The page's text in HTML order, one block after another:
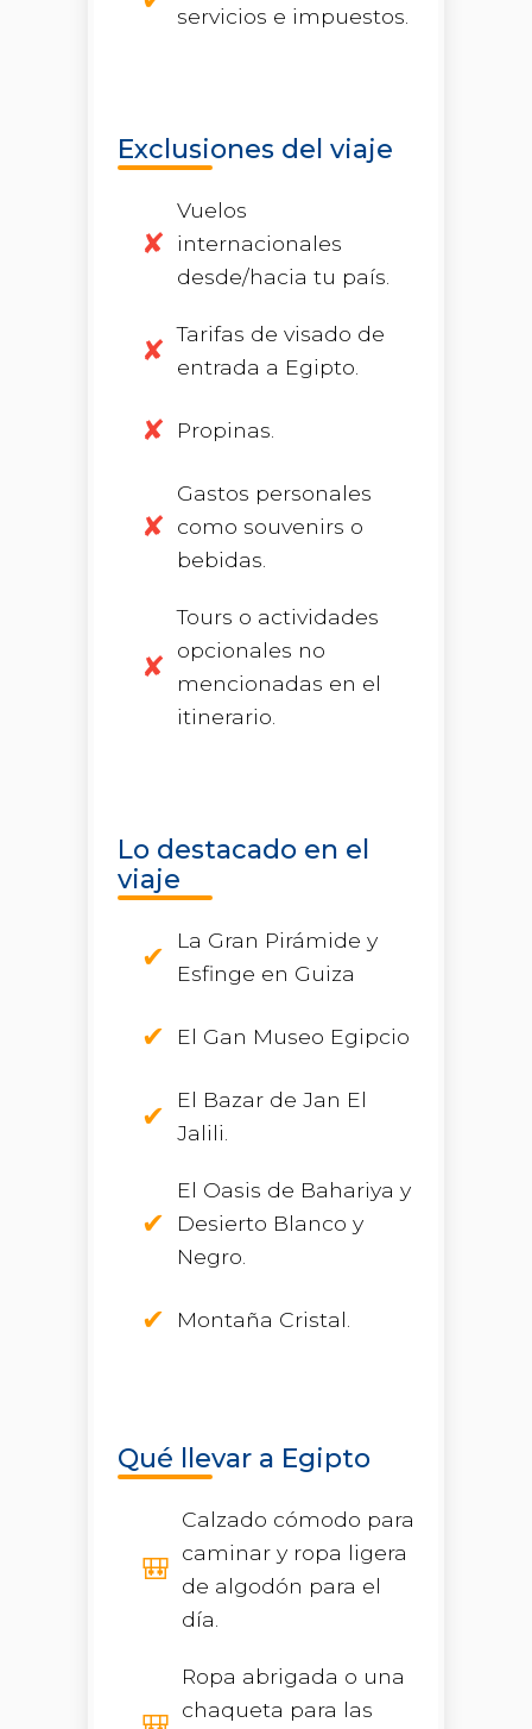
servicios e impuestos.
Exclusiones del viaje
Vuelos
internacionales
desde/hacia tu país.
Tarifas de visado de
entrada a Egipto.
Propinas.
Gastos personales
como souvenirs o
bebidas.
Tours o actividades
opcionales no
mencionadas en el
itinerario.
Lo destacado en el
viaje
La Gran Pirámide y
Esfinge en Guiza
El Gan Museo Egipcio
El Bazar de Jan El
Jalili.
El Oasis de Bahariya y
Desierto Blanco y
Negro.
Montaña Cristal.
Qué llevar a Egipto
Calzado cómodo para
caminar y ropa ligera
de algodón para el
día.
Ropa abrigada o una
chaqueta para las